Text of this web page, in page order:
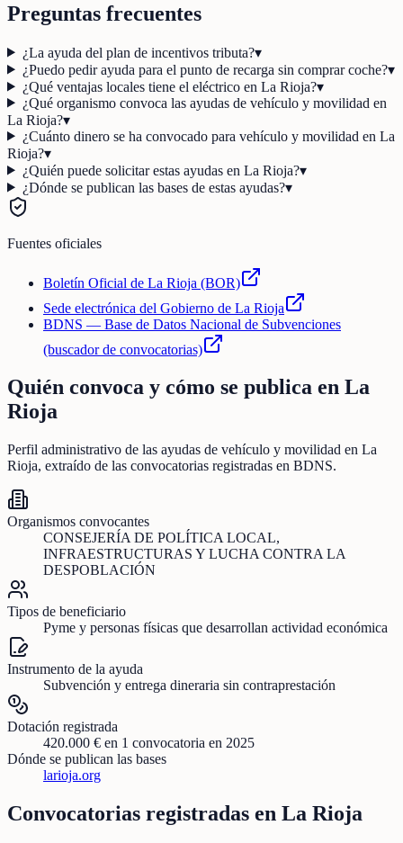
Preguntas frecuentes
¿La ayuda del plan de incentivos tributa?▾
¿Puedo pedir ayuda para el punto de recarga sin comprar coche?▾
¿Qué ventajas locales tiene el eléctrico en La Rioja?▾
¿Qué organismo convoca las ayudas de vehículo y movilidad en
La Rioja?▾
¿Cuánto dinero se ha convocado para vehículo y movilidad en La
Rioja?▾
¿Quién puede solicitar estas ayudas en La Rioja?▾
¿Dónde se publican las bases de estas ayudas?▾
Fuentes oficiales
Boletín Oficial de La Rioja (BOR)
Sede electrónica del Gobierno de La Rioja
BDNS — Base de Datos Nacional de Subvenciones
(buscador de convocatorias)
Quién convoca y cómo se publica en La
Rioja
Perfil administrativo de las ayudas de vehículo y movilidad en La
Rioja, extraído de las convocatorias registradas en BDNS.
Organismos convocantes
CONSEJERÍA DE POLÍTICA LOCAL,
INFRAESTRUCTURAS Y LUCHA CONTRA LA
DESPOBLACIÓN
Tipos de beneficiario
Pyme y personas físicas que desarrollan actividad económica
Instrumento de la ayuda
Subvención y entrega dineraria sin contraprestación
Dotación registrada
420.000 € en 1 convocatoria en 2025
Dónde se publican las bases
larioja.org
Convocatorias registradas en La Rioja